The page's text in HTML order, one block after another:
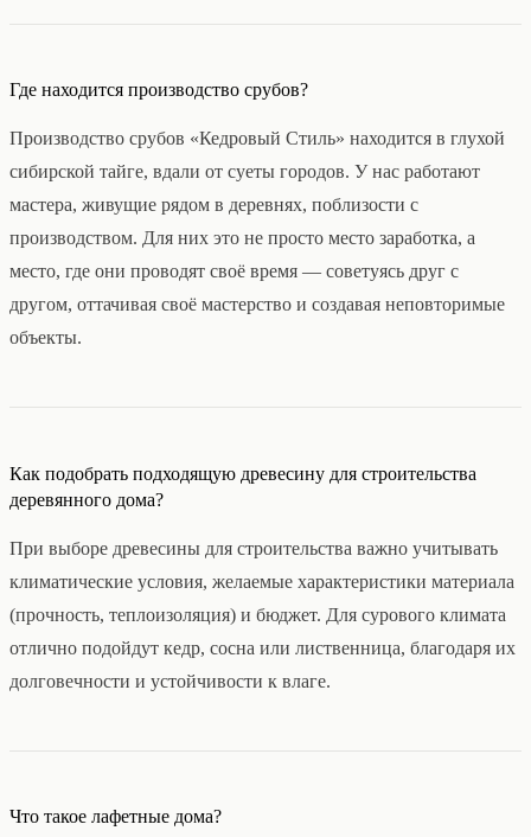
Где находится производство срубов?
Производство срубов «Кедровый Стиль» находится в глухой
сибирской тайге, вдали от суеты городов. У нас работают
мастера, живущие рядом в деревнях, поблизости с
производством. Для них это не просто место заработка, а
место, где они проводят своё время — советуясь друг с
другом, оттачивая своё мастерство и создавая неповторимые
объекты.
Как подобрать подходящую древесину для строительства
деревянного дома?
При выборе древесины для строительства важно учитывать
климатические условия, желаемые характеристики материала
(прочность, теплоизоляция) и бюджет. Для сурового климата
отлично подойдут кедр, сосна или лиственница, благодаря их
долговечности и устойчивости к влаге.
Что такое лафетные дома?